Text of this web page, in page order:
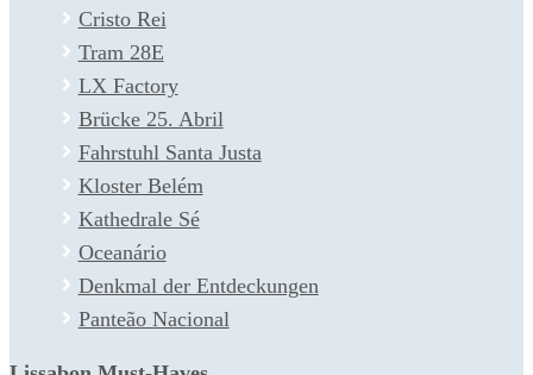
Cristo Rei
Tram 28E
LX Factory
Brücke 25. Abril
Fahrstuhl Santa Justa
Kloster Belém
Kathedrale Sé
Oceanário
Denkmal der Entdeckungen
Panteão Nacional